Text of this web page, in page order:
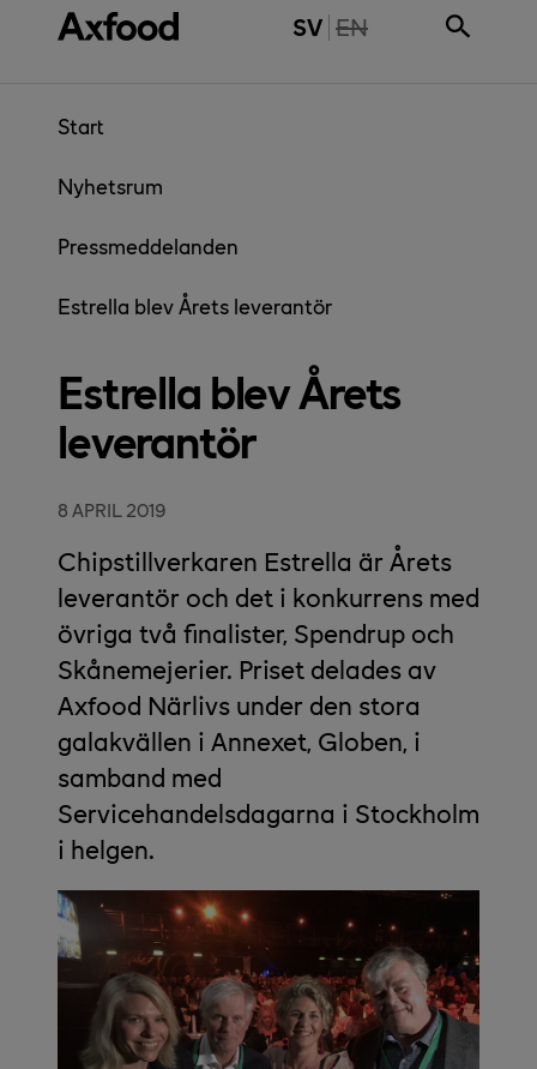
Gå direkt till innehåll SV THE PAGE IS NOT
EN
Start
Nyhetsrum
Pressmeddelanden
Estrella blev Årets leverantör
Estrella blev Årets
leverantör
8 APRIL 2019
Chipstillverkaren Estrella är Årets
leverantör och det i konkurrens med
övriga två finalister, Spendrup och
Skånemejerier. Priset delades av
Axfood Närlivs under den stora
galakvällen i Annexet, Globen, i
samband med
Servicehandelsdagarna i Stockholm
i helgen.